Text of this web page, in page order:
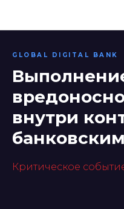
GLOBAL DIGITAL BANK
внутри
Критическое